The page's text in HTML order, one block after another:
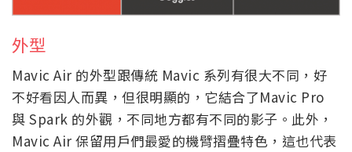
外型
Mavic Air 的外型跟傳統 Mavic 系列有很大不同，好
不好看因人而異，但很明顯的，它結合了Mavic Pro
與 Spark 的外觀，不同地方都有不同的影子。此外，
Mavic Air 保留用戶們最愛的機臂摺疊特色，這也代表